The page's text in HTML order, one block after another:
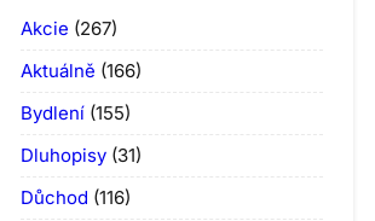
Akcie (267)
Aktuálně (166)
Bydlení (155)
Dluhopisy (31)
Důchod (116)